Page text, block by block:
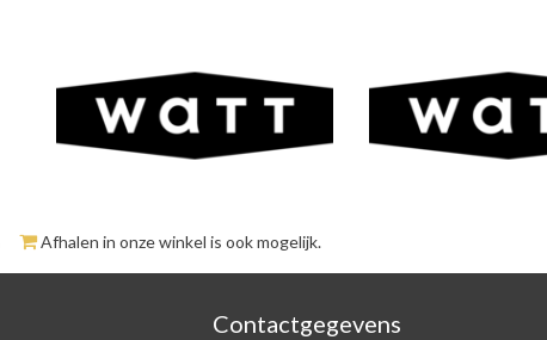
Afhalen in onze winkel is ook mogelijk.
Contactgegevens